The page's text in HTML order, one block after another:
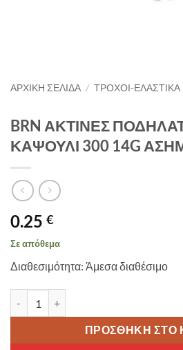
ΑΡΧΙΚΉ ΣΕΛΊΔΑ / ΤΡΟΧΟΙ-ΕΛΑΣΤΙΚΑ
BRN ΑΚΤΙΝΕΣ
ΚΑΨΟΥΛΙ 300 14G
0.25 €
Σε απόθεμα
Διαθεσιμότητα: Άμεσα διαθέσιμο
ΠΡΟΣΘΉΚΗ ΣΤΟ